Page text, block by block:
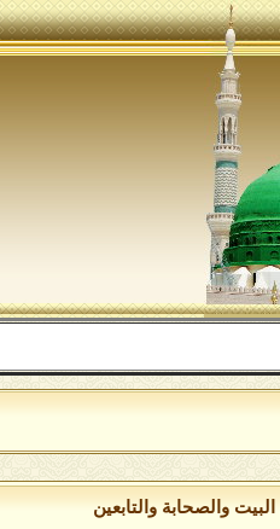
والصحابة والتابعين